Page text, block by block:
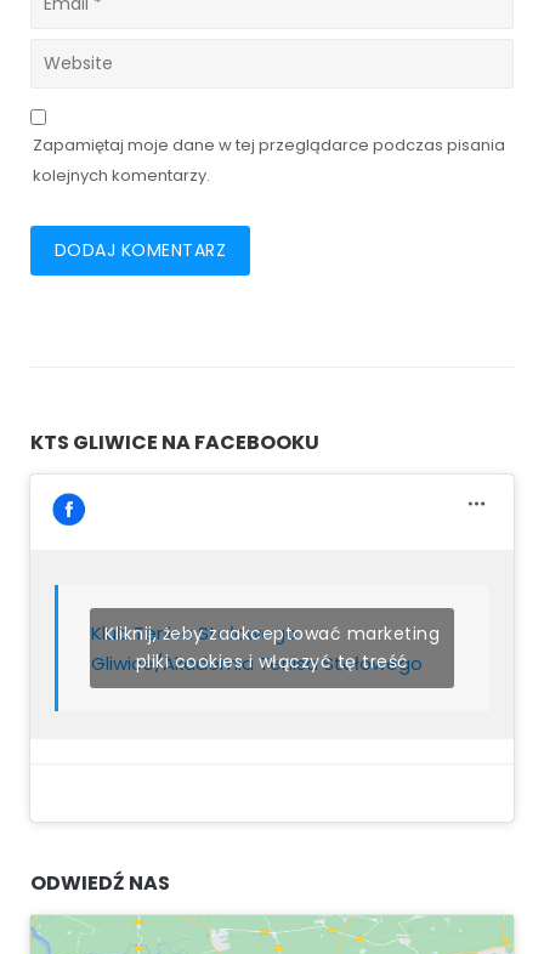
Zapamiętaj moje dane w tej przeglądarce podczas pisania
kolejnych komentarzy.
KTS GLIWICE NA FACEBOOKU
Klub Tenisa Stołowego
Gliwice/Akademia Tenisa Stołowego
Kliknij, żeby zaakceptować marketing
pliki cookies i włączyć tę treść
ODWIEDŹ NAS